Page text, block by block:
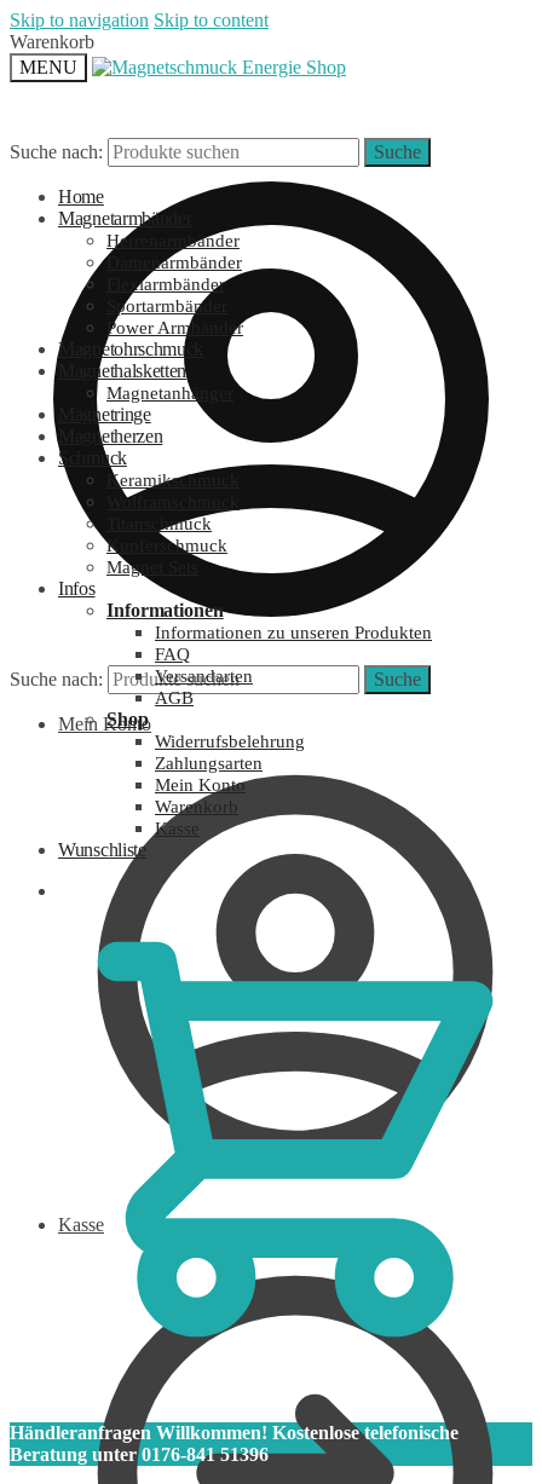
Skip to navigation Skip to content
Warenkorb
MENU
Suche nach: Suche
Mein Konto
Kasse
Suche nach: Suche
Home
Magnetarmbänder
Herrenarmbänder
Damenarmbänder
Flexiarmbänder
Sportarmbänder
Power Armbänder
Magnetohrschmuck
Magnethalsketten
Magnetanhänger
Magnetringe
Magnetherzen
Schmuck
Keramikschmuck
Wolframschmuck
Titanschmuck
Kupferschmuck
Magnet Sets
Infos
Informationen
Informationen zu unseren Produkten
FAQ
Versandarten
AGB
Shop
Widerrufsbelehrung
Zahlungsarten
Mein Konto
Warenkorb
Kasse
Wunschliste
Händleranfragen Willkommen! Kostenlose telefonische
Beratung unter 0176-841 51396